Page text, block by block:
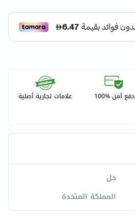
دفع آمن %100 علامات تجارية أصلية
جل
المملكة المتحدة